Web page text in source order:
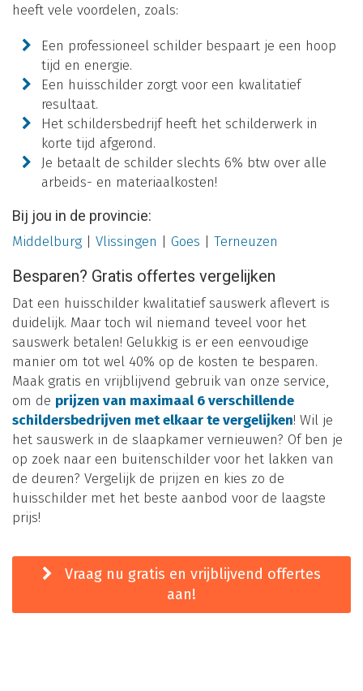
heeft vele voordelen, zoals:
Een professioneel schilder bespaart je een hoop
tijd en energie.
Een huisschilder zorgt voor een kwalitatief
resultaat.
Het schildersbedrijf heeft het schilderwerk in
korte tijd afgerond.
Je betaalt de schilder slechts 6% btw over alle
arbeids- en materiaalkosten!
Bij jou in de provincie:
Middelburg Vlissingen Goes Terneuzen
Besparen? Gratis offertes vergelijken
Dat een huisschilder kwalitatief sauswerk aflevert is
duidelijk. Maar toch wil niemand teveel voor het
sauswerk betalen! Gelukkig is er een eenvoudige
manier om tot wel 40% op de kosten te besparen.
Maak gratis en vrijblijvend gebruik van onze service,
om de prijzen van maximaal 6 verschillende
schildersbedrijven met elkaar te vergelijken! Wil je
het sauswerk in de slaapkamer vernieuwen? Of ben je
op zoek naar een buitenschilder voor het lakken van
de deuren? Vergelijk de prijzen en kies zo de
huisschilder met het beste aanbod voor de laagste
prijs!
Vraag nu gratis en vrijblijvend offertes
aan!